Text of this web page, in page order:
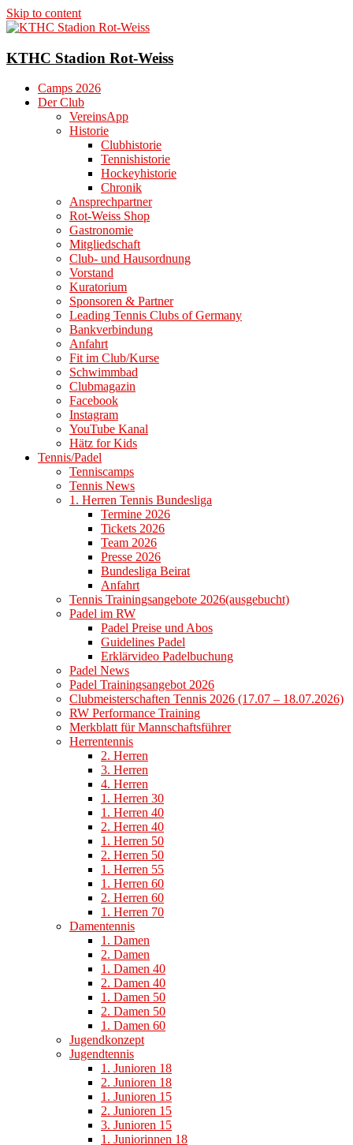
Skip to content
KTHC Stadion Rot-Weiss
Camps 2026
Der Club
VereinsApp
Historie
Clubhistorie
Tennishistorie
Hockeyhistorie
Chronik
Ansprechpartner
Rot-Weiss Shop
Gastronomie
Mitgliedschaft
Club- und Hausordnung
Vorstand
Kuratorium
Sponsoren & Partner
Leading Tennis Clubs of Germany
Bankverbindung
Anfahrt
Fit im Club/Kurse
Schwimmbad
Clubmagazin
Facebook
Instagram
YouTube Kanal
Hätz for Kids
Tennis/Padel
Tenniscamps
Tennis News
1. Herren Tennis Bundesliga
Termine 2026
Tickets 2026
Team 2026
Presse 2026
Bundesliga Beirat
Anfahrt
Tennis Trainingsangebote 2026(ausgebucht)
Padel im RW
Padel Preise und Abos
Guidelines Padel
Erklärvideo Padelbuchung
Padel News
Padel Trainingsangebot 2026
Clubmeisterschaften Tennis 2026 (17.07 – 18.07.2026)
RW Performance Training
Merkblatt für Mannschaftsführer
Herrentennis
2. Herren
3. Herren
4. Herren
1. Herren 30
1. Herren 40
2. Herren 40
1. Herren 50
2. Herren 50
1. Herren 55
1. Herren 60
2. Herren 60
1. Herren 70
Damentennis
1. Damen
2. Damen
1. Damen 40
2. Damen 40
1. Damen 50
2. Damen 50
1. Damen 60
Jugendkonzept
Jugendtennis
1. Junioren 18
2. Junioren 18
1. Junioren 15
2. Junioren 15
3. Junioren 15
1. Juniorinnen 18